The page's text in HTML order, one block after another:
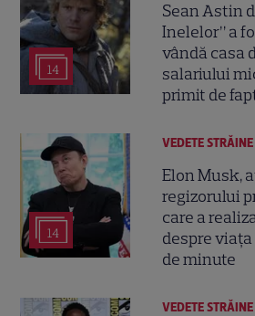
14
Sean Astin
Inelelor” a
vândă casa
salariului
primit de
14
VEDETE STRĂINE
Elon Musk,
regizorului
care a
despre viața
de minute
VEDETE STRĂINE